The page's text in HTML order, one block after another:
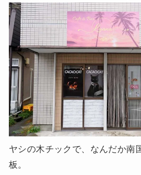
ヤシの木チックで、なんだか南
板。